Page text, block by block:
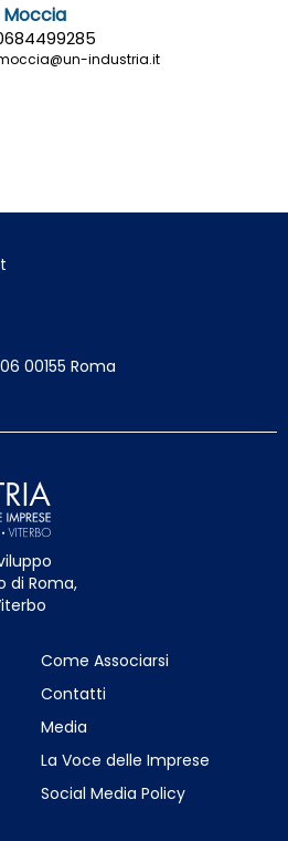
Moccia
industria.it
00155 Roma
di Roma,
Come Associarsi
Contatti
Media
La Voce delle Imprese
Social Media Policy